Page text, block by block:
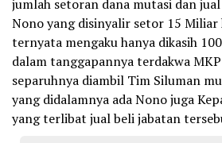
jumlah setoran dana mutasi dan
Nono yang disinyalir setor 15 Miliar
ternyata mengaku hanya dikasih
dalam tanggapannya terdakwa
separuhnya diambil Tim Siluman
yang didalamnya ada Nono juga
yang terlibat jual beli jabatan